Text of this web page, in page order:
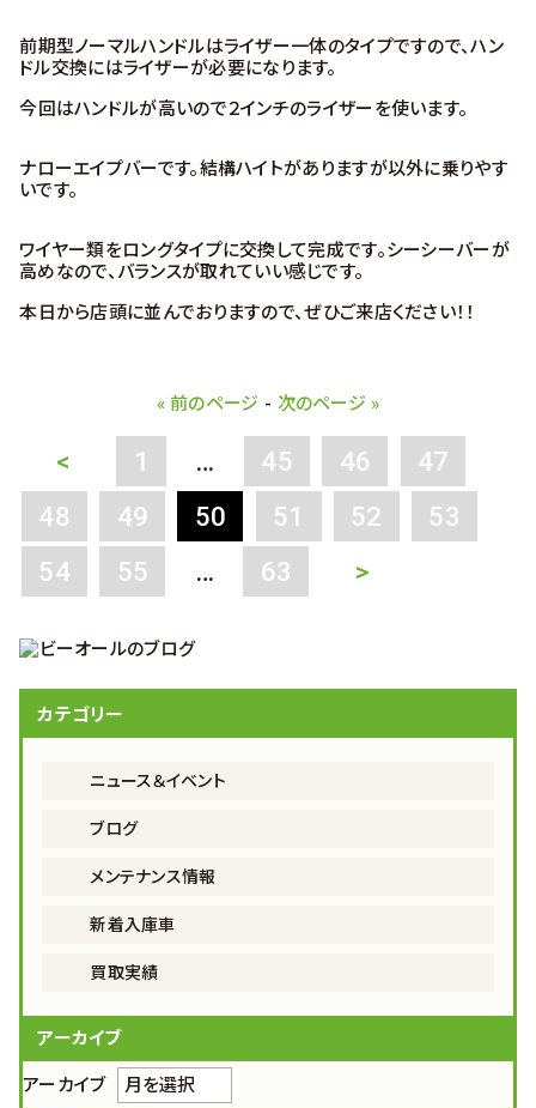
前期型ノーマルハンドルはライザー一体のタイプですので、ハン
ドル交換にはライザーが必要になります。
今回はハンドルが高いので２インチのライザーを使います。
ナローエイプバーです。結構ハイトがありますが以外に乗りやす
いです。
ワイヤー類をロングタイプに交換して完成です。シーシーバーが
高めなので、バランスが取れていい感じです。
本日から店頭に並んでおりますので、ぜひご来店ください！！
« 前のページ - 次のページ »
< 1 … 45 46
47
48
49 50 51 52
53
54
55 … 63 >
カテゴリー
ニュース＆イベント
ブログ
メンテナンス情報
新着入庫車
買取実績
アーカイブ
アーカイブ